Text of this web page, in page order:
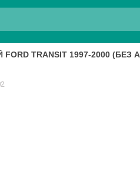
TRANSIT 1997-2000 (БЕЗ